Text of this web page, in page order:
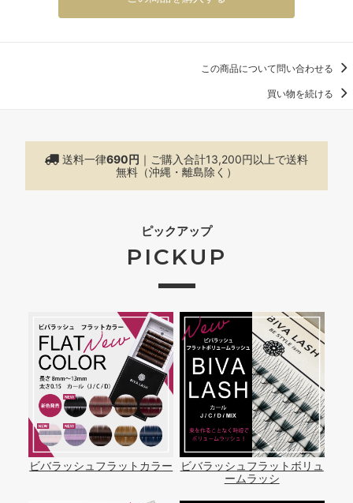
この商品について問い合わせる
買い物を続ける
送料一律690円 ｜ご購入合計13,200円以上で送料
無料（沖縄・離島除く）
ピックアップ
PICKUP
ビバラッシュフラットカラー
ビバラッシュフラットボリュ
ームラッシ